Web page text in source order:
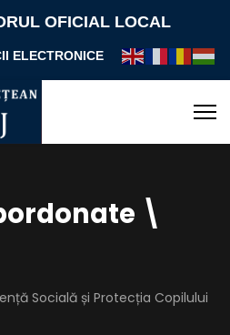
OFICIAL LOCAL
ELECTRONICE
\
Socială și Protecția Copilului